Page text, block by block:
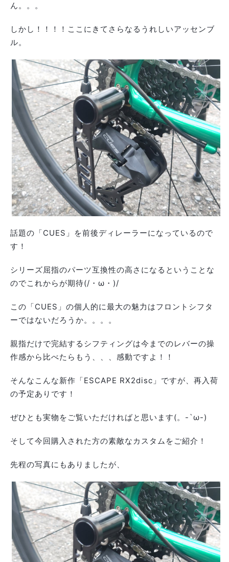
ん。。。
しかし！！！！ここにきてさらなるうれしいアッセンブ
ル。
話題の「CUES」を前後ディレーラーになっているので
す！
シリーズ屈指のパーツ互換性の高さになるということな
のでこれからが期待(/・ω・)/
この「CUES」の個人的に最大の魅力はフロントシフタ
ーではないだろうか。。。。
親指だけで完結するシフティングは今までのレバーの操
作感から比べたらもう、、、感動ですよ！！
そんなこんな新作「ESCAPE RX2disc」ですが、再入荷
の予定ありです！
ぜひとも実物をご覧いただければと思います(。-`ω-)
そして今回購入された方の素敵なカスタムをご紹介！
先程の写真にもありましたが、